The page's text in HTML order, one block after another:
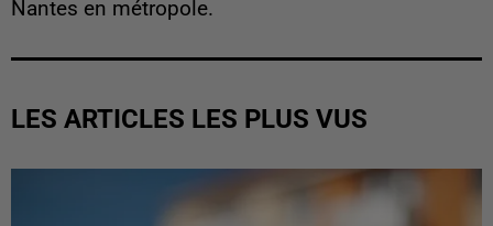
Nantes en métropole.
LES ARTICLES LES PLUS VUS